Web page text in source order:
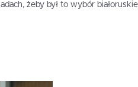
żeby był to wybór